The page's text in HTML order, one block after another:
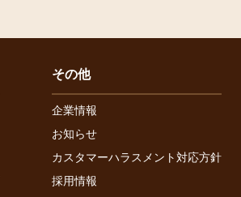
その他
企業情報
お知らせ
カスタマーハラスメント対応方針
採用情報